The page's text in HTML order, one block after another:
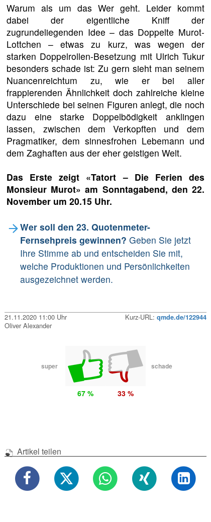
Warum als um das Wer geht. Leider kommt
dabei der eigentliche Kniff der
zugrundeliegenden Idee – das Doppelte Murot-
Lottchen – etwas zu kurz, was wegen der
starken Doppelrollen-Besetzung mit Ulrich Tukur
besonders schade ist: Zu gern sieht man seinem
Nuancenreichtum zu, wie er bei aller
frappierenden Ähnlichkeit doch zahlreiche kleine
Unterschiede bei seinen Figuren anlegt, die noch
dazu eine starke Doppelbödigkeit anklingen
lassen, zwischen dem Verkopften und dem
Pragmatiker, dem sinnesfrohen Lebemann und
dem Zaghaften aus der eher geistigen Welt.
Das Erste zeigt «Tatort – Die Ferien des
Monsieur Murot» am Sonntagabend, den 22.
November um 20.15 Uhr.
Wer soll den 23. Quotenmeter-
Fernsehpreis gewinnen? Geben Sie jetzt
Ihre Stimme ab und entscheiden Sie mit,
welche Produktionen und Persönlichkeiten
ausgezeichnet werden.
21.11.2020 11:00 Uhr Kurz-URL: qmde.de/122944
Oliver Alexander
super schade
67 % 33 %
Artikel teilen